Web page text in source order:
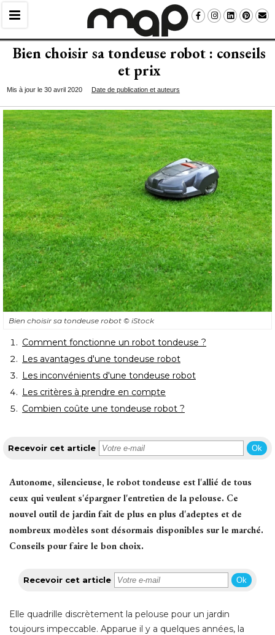
Bien choisir sa tondeuse robot : conseils
et prix
Mis à jour le 30 avril 2020 Date de publication et auteurs
Bien choisir sa tondeuse robot © iStock
Comment fonctionne un robot tondeuse ?
Les avantages d'une tondeuse robot
Les inconvénients d'une tondeuse robot
Les critères à prendre en compte
Combien coûte une tondeuse robot ?
Recevoir cet article Ok
Autonome, silencieuse, le robot tondeuse est l'allié de tous
ceux qui veulent s'épargner l'entretien de la pelouse. Ce
nouvel outil de jardin fait de plus en plus d'adeptes et de
nombreux modèles sont désormais disponibles sur le marché.
Conseils pour faire le bon choix.
Recevoir cet article Ok
Elle quadrille discrètement la pelouse pour un jardin
toujours impeccable. Apparue il y a quelques années, la